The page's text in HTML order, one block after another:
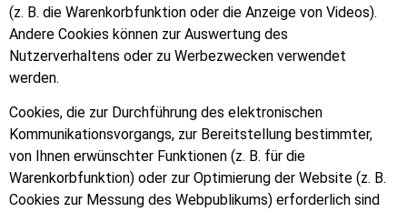
(z. B. die Warenkorbfunktion oder die Anzeige von Videos).
Andere Cookies können zur Auswertung des
Nutzerverhaltens oder zu Werbezwecken verwendet
werden.
Cookies, die zur Durchführung des elektronischen
Kommunikationsvorgangs, zur Bereitstellung bestimmter,
von Ihnen erwünschter Funktionen (z. B. für die
Warenkorbfunktion) oder zur Optimierung der Website (z. B.
Cookies zur Messung des Webpublikums) erforderlich sind